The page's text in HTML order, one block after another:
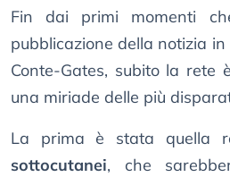
Fin dai primi momenti
pubblicazione della notizia
Conte-Gates, subito la rete
una miriade delle più
La prima è stata quella
sottocutanei, che